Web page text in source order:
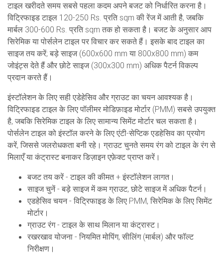
टाइल खरीदते समय सबसे पहला कदम अपने बजट को निर्धारित करना है।
विट्रिफाइड टाइल 120-250 Rs. प्रति sqm की रेंज में आती है, जबकि
मार्बल 300-600 Rs. प्रति sqm तक हो सकता है। बजट के अनुसार आप
सिरेमिक या पोर्सलेन टाइल पर विचार कर सकते हैं। इसके बाद टाइल का
साइज तय करें; बड़े साइज (600x600 mm या 800x800 mm) कम
जोइंट्स देते हैं और छोटे साइज (300x300 mm) अधिक पैटर्न विकल्प
प्रदान करते हैं।
इंस्टॉलेशन के लिए सही एडेहेसिव और ग्राउट का चयन आवश्यक है।
विट्रिफाइड टाइल के लिए पॉलीमर मोडिफ़ाइड मोर्टार (PMM) सबसे उपयुक्त
है, जबकि सिरेमिक टाइल के लिए सामान्य सिमेंट मोर्टार चल सकता है।
पोर्सलेन टाइल को इंस्टॉल करने के लिए एंटी-सेप्टिक एडहेसिव का प्रयोग
करें, जिससे जलरोधकता बनी रहे। ग्राउट चुनते समय रंग को टाइल के रंग से
मिलाएँ या कंट्रास्ट बनाकर डिज़ाइन एफ़ेक्ट प्राप्त करें।
बजट तय करें - टाइल की कीमत + इंस्टॉलेशन लागत।
साइज चुनें - बड़े साइज में कम ग्राउट, छोटे साइज में अधिक पैटर्न।
एडहेसिव चयन - विट्रिफाइड के लिए PMM, सिरेमिक के लिए सिमेंट
मोर्टार।
ग्राउट रंग - टाइल के साथ मिलान या कंट्रास्ट।
रखरखाव योजना - नियमित मोपिंग, सीलिंग (मार्बल) और फॉल्ट
निरीक्षण।